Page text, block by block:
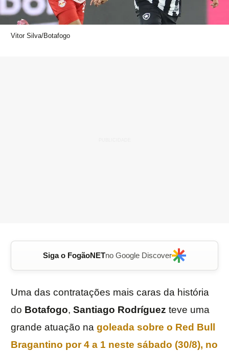
Vitor Silva/Botafogo
Siga o FogãoNETno Google Discover
Uma das contratações mais caras da história
do Botafogo, Santiago Rodríguez teve uma
grande atuação na goleada sobre o Red Bull
Bragantino por 4 a 1 neste sábado (30/8), no